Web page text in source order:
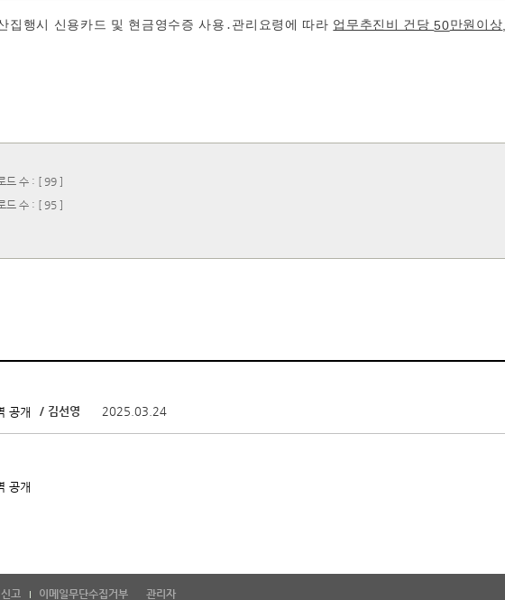
집행시 신용카드 및 현금영수증 사용․관리요령에 따라 업무추진비 건당50만원이상
드 수 : [ 99 ]
드 수 : [ 95 ]
공개 / 김선영 2025.03.24
공개
고 이메일무단수집거부 관리자